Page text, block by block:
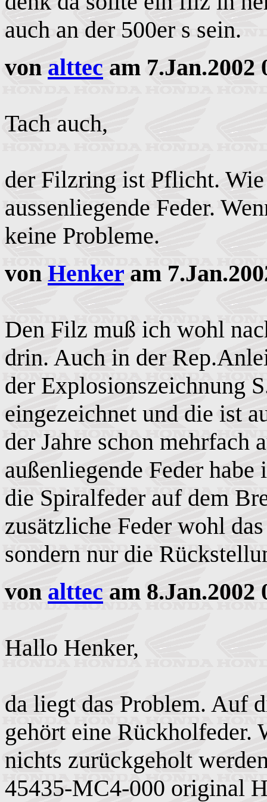
auch an der 500er s sein.
von alttec am 7.Jan.2002
Tach auch,
der Filzring ist Pflicht.
aussenliegende Feder.
keine Probleme.
von Henker am
Den Filz muß ich wohl
drin. Auch in der
der Explosionszeichnung
eingezeichnet und die ist
der Jahre schon mehrfach
außenliegende Feder
die Spiralfeder auf dem
zusätzliche Feder wohl
sondern nur die
von alttec am 8.Jan.2002
Hallo Henker,
da liegt das Problem. Auf
gehört eine Rückholfeder.
nichts zurückgeholt
45435-MC4-000 original